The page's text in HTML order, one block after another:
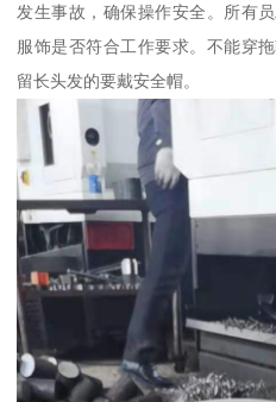
发生事故，确保操作安全。所有
服饰是否符合工作要求。不能穿
留长头发的要戴安全帽。